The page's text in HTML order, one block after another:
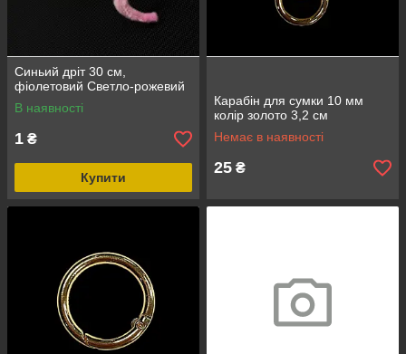
Синьий дріт 30 см,
фіолетовий Светло-рожевий
В наявності
1 ₴
Купити
Карабін для сумки 10 мм
колір золото 3,2 см
Немає в наявності
25 ₴